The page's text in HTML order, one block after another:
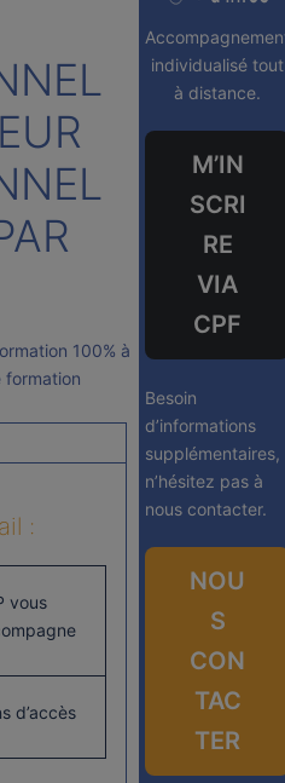
100% à
formation
:
vous
d’accès
individualisé tout
à distance.
M’IN
SCRI
RE
VIA
CPF
Besoin
d’informations
supplémentaires,
n’hésitez pas à
nous contacter.
NOU
S
CON
TAC
TER